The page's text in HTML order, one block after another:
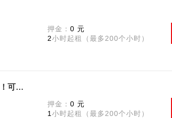
押金： 0 元
2小时起租（最多200个小时）
《真人快打1》终极版-全DLC! 商城清空-顶级体验，所有账号-已互加好友！可直接联机
押金： 0 元
1 小时起租（最多200个小时）